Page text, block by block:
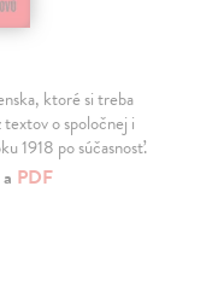
ktoré si treba
textov o spoločnej i
1918 po súčasnosť.
a PDF